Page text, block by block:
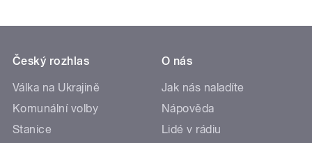
Český rozhlas
Válka na Ukrajině
Komunální volby
Stanice
O nás
Jak nás naladíte
Nápověda
Lidé v rádiu